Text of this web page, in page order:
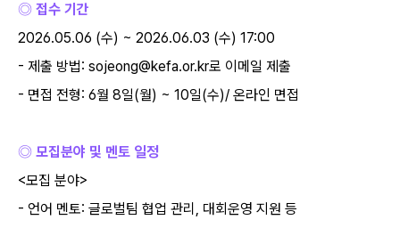
◎ 접수 기간
2026.05.06 (수) ~ 2026.06.03 (수) 17:00
- 제출 방법: sojeong@kefa.or.kr로 이메일 제출
- 면접 전형: 6월 8일(월) ~ 10일(수)/ 온라인 면접
◎ 모집분야 및 멘토 일정
<모집 분야>
- 언어 멘토: 글로벌팀 협업 관리 , 대회운영 지원 등